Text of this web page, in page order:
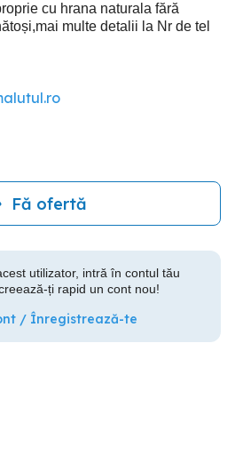
cu hrana naturala fără
multe detalii la Nr de tel
Fă ofertă
utilizator, intră în contul tău
ți rapid un cont nou!
/ Înregistrează-te